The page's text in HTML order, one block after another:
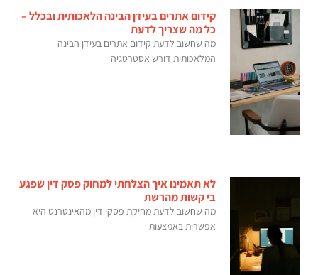
קידום אתרים בעידן הבינה הלאכותית ובכלל –
כל מה שצריך לדעת
מה שחשוב לדעת קידום אתרים בעידן הבינה
המלאכותית דורש אסטרטגיה
לא תאמינו איך הצלחתי למחוק פסק דין שפגע
בי קשות מהרשת
מה שחשוב לדעת מחיקת פסקי דין מהאינטרנט היא
אפשרית באמצעות